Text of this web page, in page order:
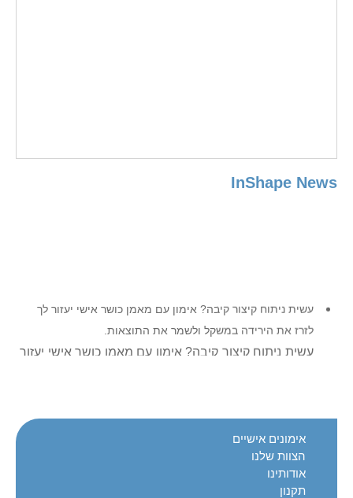
InShape News
עשית ניתוח קיצור קיבה? אימון עם מאמן כושר אישי יעזור לך
לזרז את הירידה במשקל ולשמר את התוצאות.
עשית ניתוח קיצור קיבה? אימון עם מאמן כושר אישי יעזור
התחייבות, שבמהלכו תקבלו תשובות מעשיות לכל השאלות.
מתלבטים?
התקשרו כבר היום ונתאם אימון היכרות ללא התחייבות.
באימון ההיכרות תקבלו תשובות מעשיות לכל השאלות.
אימונים אישיים
הצוות שלנו
אודותינו
תקנון